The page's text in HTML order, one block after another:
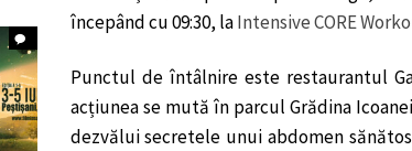
începând cu 09:30, laIntensive CORE
Punctul de întâlnire este restaurantul
acțiunea se mută în parcul Grădina
dezvălui secretele unui abdomen